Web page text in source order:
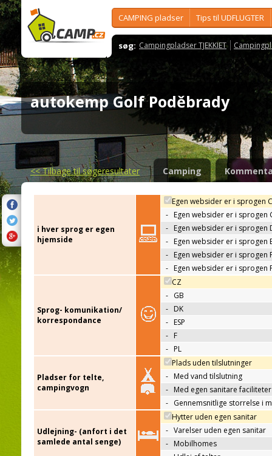
CAMPING pladser Tips til UDFLUGTER
søg: Campingpladser TJEKKIET
autokemp Golf Poděbrady
<<Tilbage til søgeresultater Camping
i hver sprog er egen
hjemside
Egen websider er i sprogen
- Egen websider er i sprogen
- Egen websider er i sprogen
- Egen websider er i sprogen
- Egen websider er i sprogen
- Egen websider er i sprogen
Sprog- komunikation/
korrespondance
CZ
- GB
- DK
- ESP
- F
- PL
Pladser for telte,
campingvogn
Plads uden tilslutninger
- Med vand tilslutning
- Med egen sanitare faciliteter
- Gennemsnitlige storrelse i
Udlejning- (anfort i det
samlede antal senge)
Hytter uden egen sanitar
- Varelser uden egen sanitar
- Mobilhomes